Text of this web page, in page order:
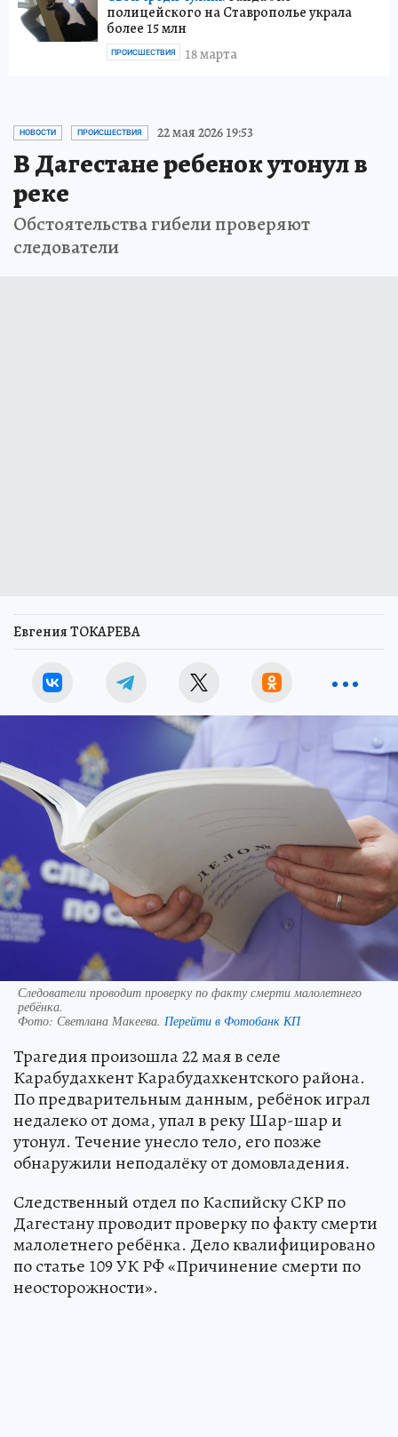
полицейского на Ставрополье украла
более 15 млн
18 марта
ПРОИСШЕСТВИЯ
НОВОСТИ ПРОИСШЕСТВИЯ 22 мая 2026 19:53
В Дагестане ребенок утонул в
реке
Обстоятельства гибели проверяют
следователи
Евгения ТОКАРЕВА
Следователи проводит проверку по факту смерти малолетнего
ребёнка.
Фото: Светлана Макеева. Перейти в Фотобанк КП
Трагедия произошла 22 мая в селе
Карабудахкент Карабудахкентского района.
По предварительным данным, ребёнок играл
недалеко от дома, упал в реку Шар-шар и
утонул. Течение унесло тело, его позже
обнаружили неподалёку от домовладения.
Следственный отдел по Каспийску СКР по
Дагестану проводит проверку по факту смерти
малолетнего ребёнка. Дело квалифицировано
по статье 109 УК РФ «Причинение смерти по
неосторожности».